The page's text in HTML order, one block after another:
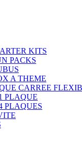
KITS
PACKS
A THEME
CARREE
PLAQUE
PLAQUES